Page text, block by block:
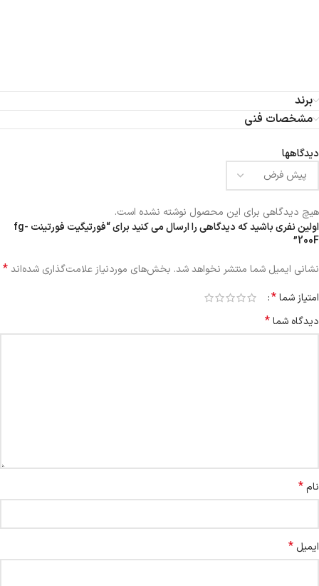
برند
مشخصات فنی
دیدگاهها
هیچ دیدگاهی برای این محصول نوشته نشده است.
اولین نفری باشید که دیدگاهی را ارسال می کنید برای “فورتیگیت فورتینت fg-
200F”
نشانی ایمیل شما منتشر نخواهد شد. بخش‌های موردنیاز علامت‌گذاری شده‌اند*
امتیاز شما*
دیدگاه شما*
نام*
ایمیل *